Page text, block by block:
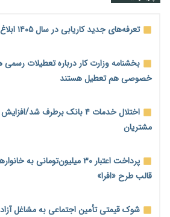
آغاز اجرای پایلوت «ردا کارت» برای
محدودیت تازه برای شبکه بانکی؛ افزایش
کنترل تورم
ترمز
سایپا و پارس‌خودرو
بنگاه‌داری بانک‌ها؛ مانع بزرگ خانه‌دار
تعرفه‌های جدید کاریابی در سال ۱۴۰۵ ابلاغ شد
بخشنامه وزارت کار درباره تعطیلات
خصوصی هم تعطیل هستند
اختلال خدمات ۴ بانک برطرف
مشتریان
پرداخت اعتبار ۳۰
قالب طرح «افرا»
شوک قیمتی تأمین اجتماعی به مشاغل